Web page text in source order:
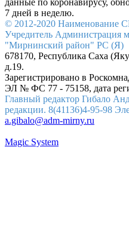
данные по коронавирусу,
7 дней в неделю.
© 2012-2020 Наименование
Учредитель Администрация
"Мирнинский район" РС (Я)
678170, Республика Саха
д.19.
Зарегистрировано в
ЭЛ № ФС 77 - 75158, дата
Главный редактор Гибало
редакции. 8(41136)4-95-98
a.gibalo@adm-mirny.ru
Magic System